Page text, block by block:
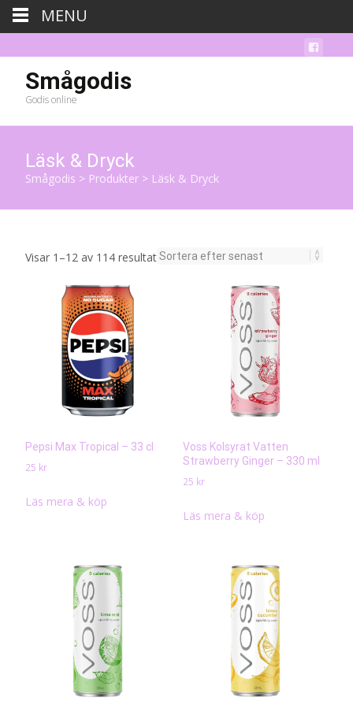
Smågodis
Godis online
Läsk & Dryck
Smågodis > Produkter > Läsk & Dryck
Visar 1–12 av 114 resultatSortera
Pepsi Max Tropical – 33 cl
25 kr
Läs mera & köp
Voss Kolsyrat Vatten
Strawberry Ginger – 330 ml
25 kr
Läs mera & köp
MENU